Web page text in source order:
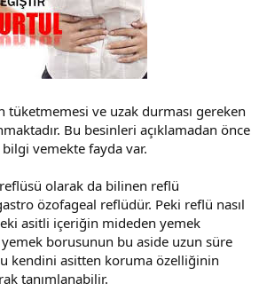
tüketmemesi ve uzak durması gereken
Bu besinleri açıklamadan önce
bilgi vemekte fayda var.
olarak da bilinen reflü
özofageal reflüdür. Peki reflü nasıl
asitli içeriğin mideden yemek
borusunun bu aside uzun süre
kendini asitten koruma özelliğinin
tanımlanabilir.